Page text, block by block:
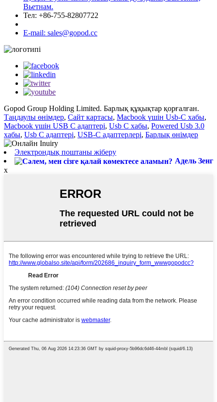
Вьетнам.
Тел: +86-755-82807722
E-mail: sales@gopod.cc
Gopod Group Holding Limited. Барлық құқықтар қорғалған.
Таңдаулы өнімдер, Сайт картасы, Macbook үшін Usb-C хабы,
Macbook үшін USB C адаптері, Usb C хабы, Powered Usb 3.0
хабы, Usb C адаптері, USB-C адаптерлері, Барлық өнімдер
Электрондық поштаны жіберу
Адель Зенг
x